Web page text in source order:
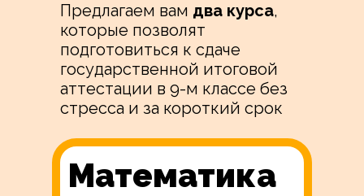
Математика
Предлагаем вам два курса,
которые позволят
подготовиться к сдаче
государственной итоговой
аттестации в 9-м классе без
стресса и за короткий срок